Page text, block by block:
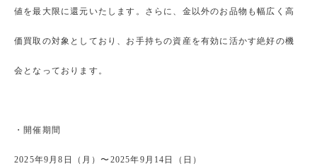
値を最大限に還元いたします。さらに、金以外のお品物も幅広く高
価買取の対象としており、お手持ちの資産を有効に活かす絶好の機
会となっております。
・開催期間
2025年9月8日（月）〜2025年9月14日（日）